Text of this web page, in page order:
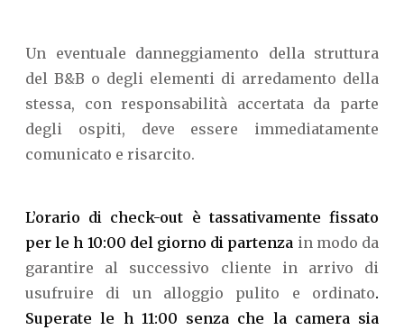
Un eventuale danneggiamento della struttura
del B&B o degli elementi di arredamento della
stessa, con responsabilità accertata da parte
degli ospiti, deve essere immediatamente
comunicato e risarcito.
L’orario di check-out è tassativamente fissato
per le h 10:00 del giorno di partenza in modo da
garantire al successivo cliente in arrivo di
usufruire di un alloggio pulito e ordinato.
Superate le h 11:00 senza che la camera sia